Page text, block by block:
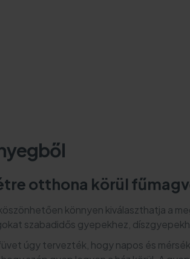
otthona körül
könnyen kiválaszthatja a
szabadidős gyepekhez,
úgy tervezték, hogy napos és